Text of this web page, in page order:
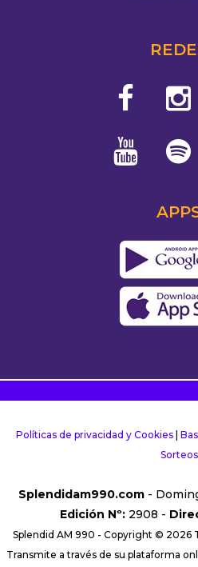
Políticas de privacidad y Cookies|
Sorteos
Splendidam990.com-
Edición Nº:2908 -
Splendid AM 990 - Copyright © 2026
Transmite a través de su plataforma